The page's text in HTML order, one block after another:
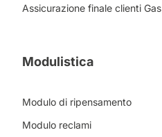
Assicurazione finale clienti Gas
Modulistica
Modulo di ripensamento
Modulo reclami